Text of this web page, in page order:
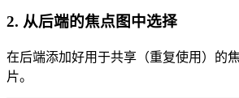
2. 从后端的焦点图中选择
在后端添加好用于共享（重复使用）的
片。